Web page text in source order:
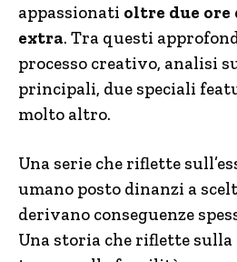
appassionati oltre due
extra. Tra questi
processo creativo, analisi
principali, due speciali
molto altro.
Una serie che riflette
umano posto dinanzi a
derivano conseguenze
Una storia che riflette sulla